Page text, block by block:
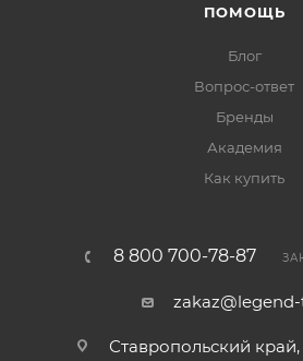
ПОМОЩЬ
Блог
Вопрос-ответ
Бренды
Академия
Как купить
8 800 700-78-87
Ставропольский край,